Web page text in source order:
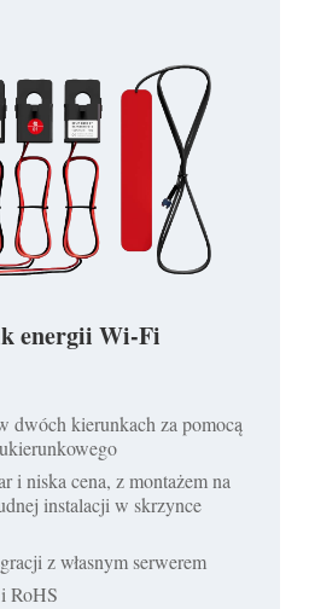
energii Wi-Fi
dwóch kierunkach za pomocą
i niska cena, z montażem na
instalacji w skrzynce
z własnym serwerem
RoHS